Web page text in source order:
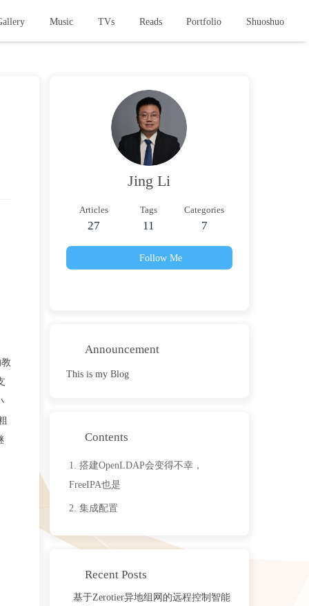
Music TVs Reads Portfolio Shuoshuo
Jing Li
Articles
27
Tags
11
Categories
7
Follow Me
Announcement
This is my Blog
Contents
1. 搭建OpenLDAP会变得不幸，
FreeIPA也是
2. 集成配置
Recent Posts
基于Zerotier异地组网的远程控制智能